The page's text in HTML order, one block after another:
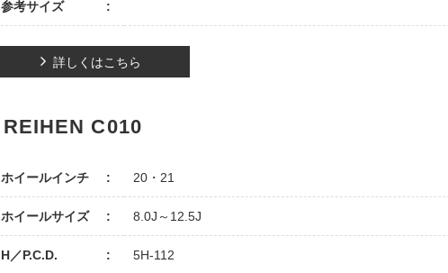
参考サイズ
詳しくはこちら
REIHEN C010
ホイールインチ 20・21
ホイールサイズ 8.0J～12.5J
H／P.C.D. 5H-112